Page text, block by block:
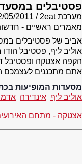
פסטיבלים
מערכת 2eat
05/2011
מאמרים ראשיים -
אביב של פסטיבלים
אוליב ליף, פסטיבל
הקפה אצטקה ופסטיבל
אתם מתכננים לעצמכם
מסעדות המופיעות
אוליב ליף אינדירה
אצטקה - מתחם